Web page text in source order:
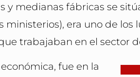
y medianas fábricas se
ministerios), era uno de los
trabajaban en el sector
fue en la